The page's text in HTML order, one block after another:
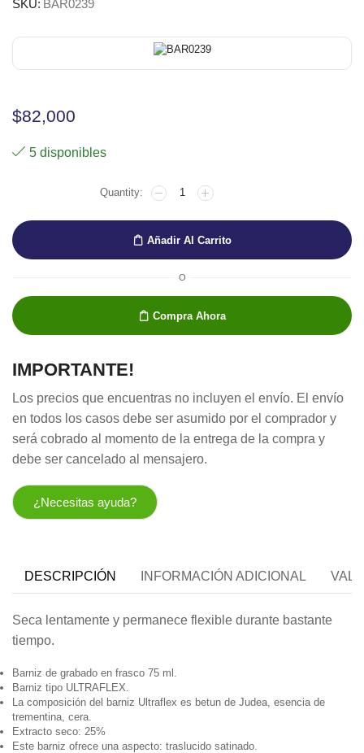
SKU: BAR0239
$82,000
5 disponibles
BARNIS
CHARBONELL
cantidad
Añadir Al Carrito
O
Compra Ahora
IMPORTANTE!
Los precios que encuentras no incluyen el envío. El envío
en todos los casos debe ser asumido por el comprador y
será cobrado al momento de la entrega de la compra y
debe ser cancelado al mensajero.
¿Necesitas ayuda?
DESCRIPCIÓN INFORMACIÓN ADICIONAL
Seca lentamente y permanece flexible durante bastante
tiempo.
Barniz de grabado en frasco 75 ml.
Barniz tipo ULTRAFLEX.
La composición del barniz Ultraflex es betun de Judea, esencia de
trementina, cera.
Extracto seco: 25%
Este barniz ofrece una aspecto: traslucido satinado.